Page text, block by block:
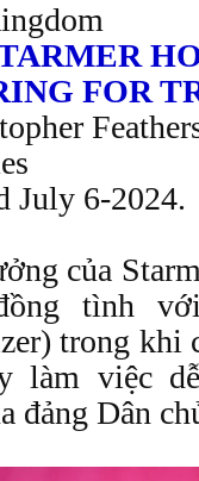
FOR
July 6-2024.
của
tình
trong khi
làm việc
đảng Dân